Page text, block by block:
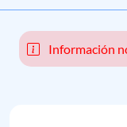
Información